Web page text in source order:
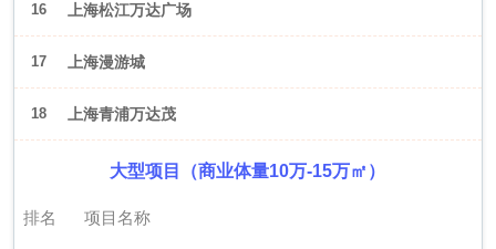
16 上海松江万达广场
17 上海漫游城
18 上海青浦万达茂
大型项目（商业体量10万-15万㎡）
排名 项目名称